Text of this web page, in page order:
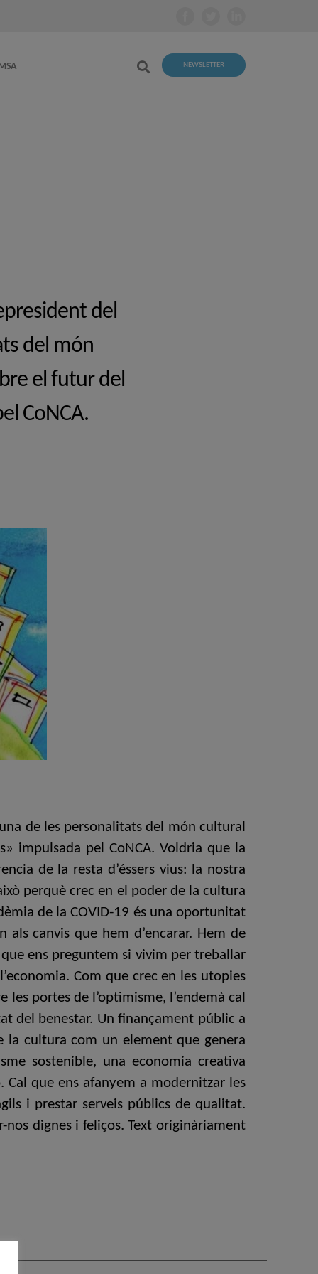
NEWSLETTER
del
del món
el futur del
CoNCA.
de les personalitats del món cultural
impulsada pel CoNCA. Voldria que la
de la resta d’éssers vius: la nostra
perquè crec en el poder de la cultura
de la COVID-19 és una oportunitat
canvis que hem d’encarar. Hem de
ens preguntem si vivim per treballar
Com que crec en les utopies
portes de l’optimisme, l’endemà cal
del benestar. Un finançament públic a
la cultura com un element que genera
sostenible, una economia creativa
que ens afanyem a modernitzar les
i prestar serveis públics de qualitat.
dignes i feliços. Text originàriament